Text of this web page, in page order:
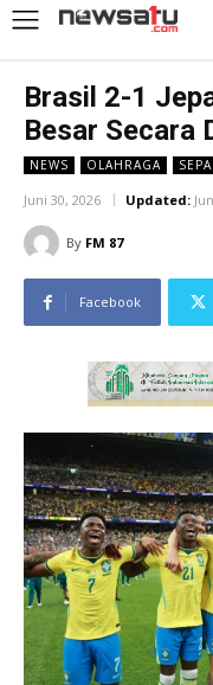
Brasil 2-1
Besar Secara
NEWS OLAHRAGA
Juni 30, 2026 Updated:
By FM 87
Facebook